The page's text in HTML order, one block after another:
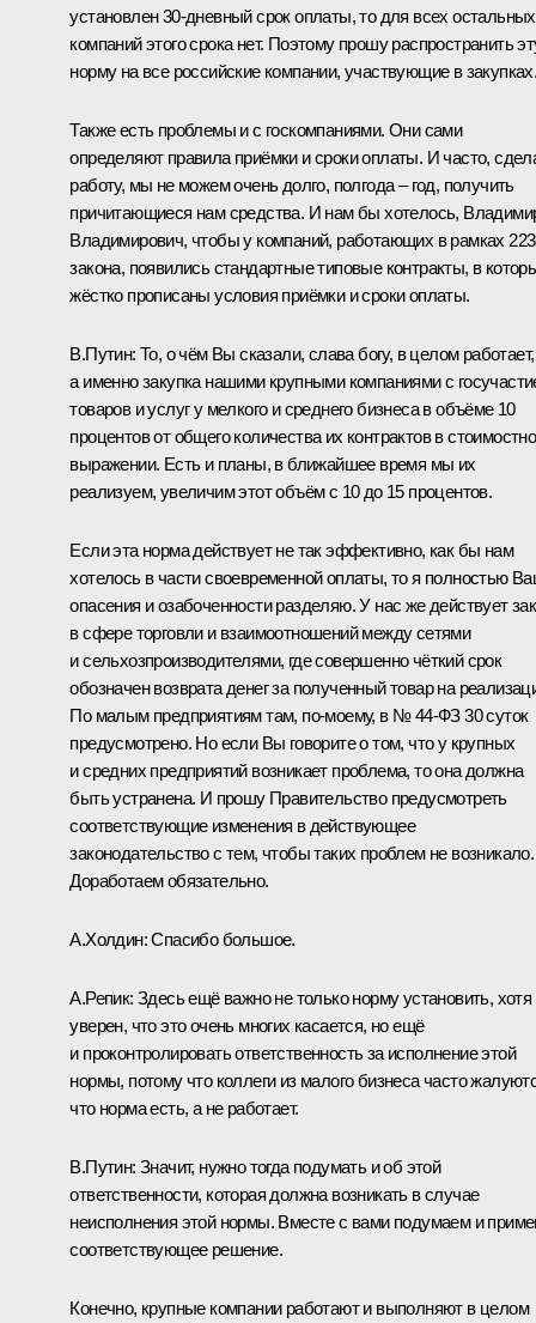
установлен 30-дневный срок оплаты, то для всех остальных
компаний этого срока нет. Поэтому прошу распространить
норму на все российские компании, участвующие в
Также есть проблемы и с госкомпаниями. Они сами
определяют правила приёмки и сроки оплаты. И часто,
работу, мы не можем очень долго, полгода – год, получить
причитающиеся нам средства. И нам бы хотелось,
Владимирович, чтобы у компаний, работающих в рамках
закона, появились стандартные типовые контракты, в
жёстко прописаны условия приёмки и сроки оплаты.
В.Путин: То, о чём Вы сказали, слава богу, в целом работает,
а именно закупка нашими крупными компаниями с
товаров и услуг у мелкого и среднего бизнеса в объёме 10
процентов от общего количества их контрактов в
выражении. Есть и планы, в ближайшее время мы их
реализуем, увеличим этот объём с 10 до 15 процентов.
Если эта норма действует не так эффективно, как бы нам
хотелось в части своевременной оплаты, то я полностью
опасения и озабоченности разделяю. У нас же действует
в сфере торговли и взаимоотношений между сетями
и сельхозпроизводителями, где совершенно чёткий срок
обозначен возврата денег за полученный товар на
По малым предприятиям там, по‑моему, в № 44-ФЗ 30 суток
предусмотрено. Но если Вы говорите о том, что у крупных
и средних предприятий возникает проблема, то она должна
быть устранена. И прошу Правительство предусмотреть
соответствующие изменения в действующее
законодательство с тем, чтобы таких проблем не возникало.
Доработаем обязательно.
А.Холдин:Спасибо большое.
А.Репик: Здесь ещё важно не только норму установить, хотя
уверен, что это очень многих касается, но ещё
и проконтролировать ответственность за исполнение этой
нормы, потому что коллеги из малого бизнеса часто
что норма есть, а не работает.
В.Путин: Значит, нужно тогда подумать и об этой
ответственности, которая должна возникать в случае
неисполнения этой нормы. Вместе с вами подумаем и
соответствующее решение.
Конечно, крупные компании работают и выполняют в целом